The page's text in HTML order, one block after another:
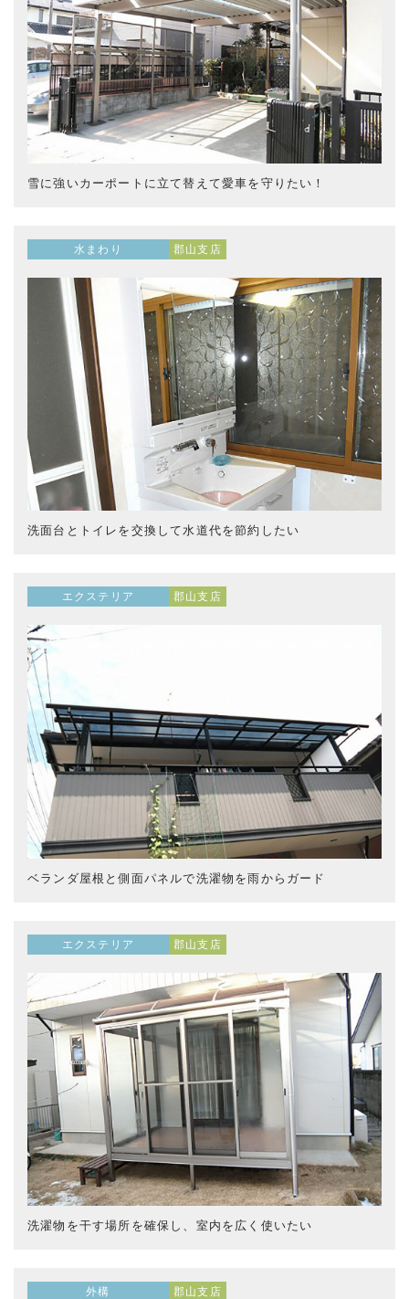
雪に強いカーポートに立て替えて愛車を守りたい！
水まわり 郡山支店
洗面台とトイレを交換して水道代を節約したい
エクステリア 郡山支店
ベランダ屋根と側面パネルで洗濯物を雨からガード
エクステリア 郡山支店
洗濯物を干す場所を確保し、室内を広く使いたい
外構 郡山支店